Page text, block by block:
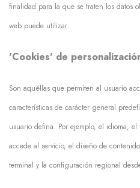
finalidad para la que se traten los datos
web puede utilizar:
'Cookies' de
Son aquéllas que permiten al usuario
características de carácter general
usuario defina. Por ejemplo, el idioma,
accede al servicio, el diseño de
terminal y la configuración regional